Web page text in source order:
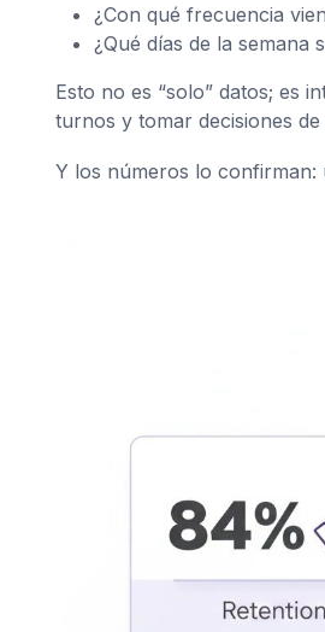
¿Con qué frecuencia
¿Qué días de la
Esto no es “solo” datos; es
turnos y tomar decisiones
Y los números lo confirman: